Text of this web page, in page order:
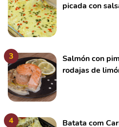
picada con
3
Salmón con
rodajas de
4 Batata com